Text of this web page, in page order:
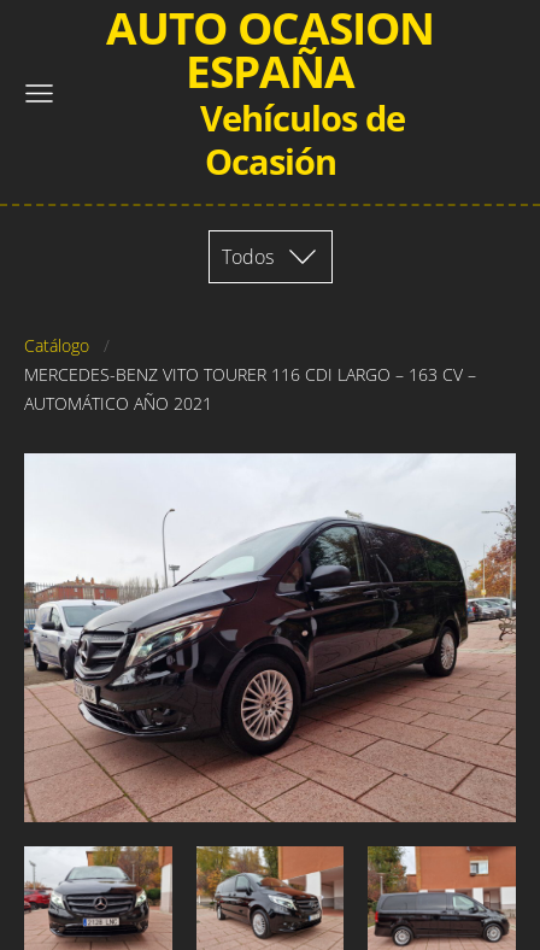
AUTO OCASION
ESPAÑA
Vehículos de
Ocasión
Todos
Catálogo
MERCEDES-BENZ VITO TOURER 116 CDI LARGO – 163 CV –
AUTOMÁTICO AÑO 2021